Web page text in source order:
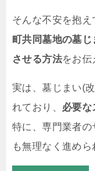
そんな不安を抱
町共同墓地の墓
させる方法をお伝
実は、墓じまい(
れており、 必要な
特に、専門業者
も無理なく進めら